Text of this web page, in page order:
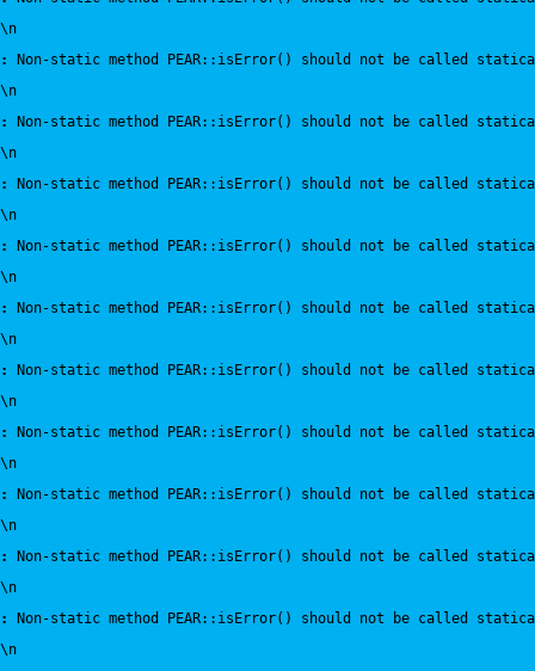
\n
:
Non-static method PEAR::isError() should not be called
\n
:
Non-static method PEAR::isError() should not be called
\n
:
Non-static method PEAR::isError() should not be called
\n
:
Non-static method PEAR::isError() should not be called
\n
:
Non-static method PEAR::isError() should not be called
\n
:
Non-static method PEAR::isError() should not be called
\n
:
Non-static method PEAR::isError() should not be called
\n
:
Non-static method PEAR::isError() should not be called
\n
:
Non-static method PEAR::isError() should not be called
\n
:
Non-static method PEAR::isError() should not be called
\n